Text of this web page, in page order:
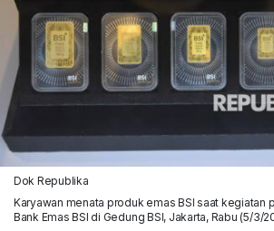
Dok Republika
Karyawan menata produk emas BSI saat kegiatan
Bank Emas BSI di Gedung BSI, Jakarta, Rabu (5/3/